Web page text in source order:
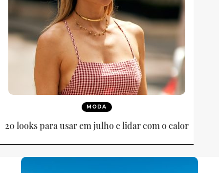
MODA
20 looks para usar em julho e lidar com o calor